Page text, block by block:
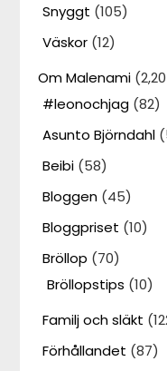
Snyggt (105)
Väskor (12)
Om Malenami
#leonochjag (82)
Asunto Björndahl
Beibi (58)
Bloggen (45)
Bloggpriset (10)
Bröllop (70)
Bröllopstips (10)
Familj och släkt
Förhållandet (87)